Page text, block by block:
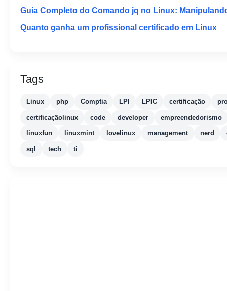
Guia Completo do Comando jq no Linux:
Quanto ganha um profissional certificado em Linux
Tags
Linux php Comptia LPI LPIC certificação
certificaçãolinux code developer empreendedorismo
linuxfun linuxmint lovelinux management nerd
sql tech ti